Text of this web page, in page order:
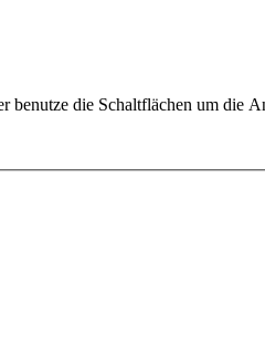
die Schaltflächen um die